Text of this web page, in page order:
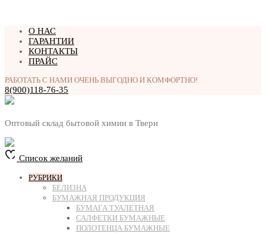
Перейти
содержимому
О НАС
ГАРАНТИИ
КОНТАКТЫ
ПРАЙС
РАБОТАТЬ С НАМИ ОЧЕНЬ ВЫГОДНО И КОМФОРТНО!
8(900)118-76-35
Оптовый склад бытовой химии в Твери
Список желаний
РУБРИКИ
БЕЛИЗНА
БУМАЖНАЯ ПРОДУКЦИЯ
БУМАГА ТУАЛЕТНАЯ
САЛФЕТКИ БУМАЖНЫЕ
ПОЛОТЕНЦА БУМАЖНЫЕ